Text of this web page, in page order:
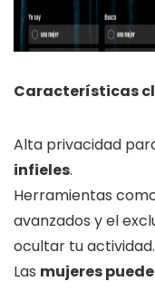
Características
Alta privacidad
infieles.
Herramientas
avanzados y el
ocultar tu actividad.
Las mujeres